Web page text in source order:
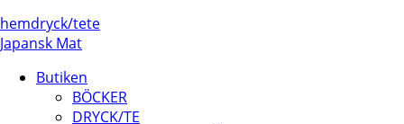
hemdryck/tete
Japansk Mat
Butiken
BÖCKER
DRYCK/TE